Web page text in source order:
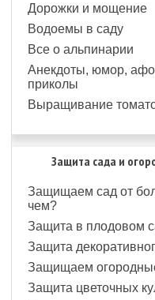
Дорожки и мощение
Водоемы в саду
Все о альпинарии
Анекдоты, юмор,
приколы
Выращивание
Защита сада и
Защищаем сад от
чем?
Защита в плодовом
Защита
Защищаем
Защита цветочных